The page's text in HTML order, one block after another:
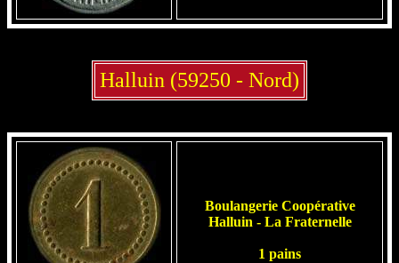
Halluin (59250 - Nord)
Boulangerie Coopérative
Halluin - La Fraternelle
1 pains